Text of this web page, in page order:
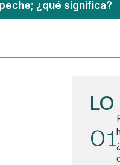
¿qué significa?
01